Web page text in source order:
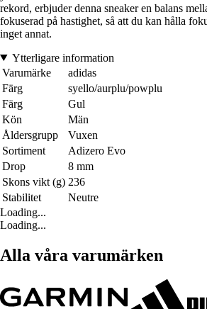
rekord, erbjuder denna sneaker en balans
fokuserad på hastighet, så att du kan hålla
inget annat.
Ytterligare information
Varumärke
adidas
Färg
syello/aurplu/powplu
Färg
Gul
Kön
Män
Åldersgrupp
Vuxen
Sortiment
Adizero Evo
Drop
8 mm
Skons vikt (g) 236
Stabilitet
Neutre
Loading...
Loading...
Alla våra varumärken